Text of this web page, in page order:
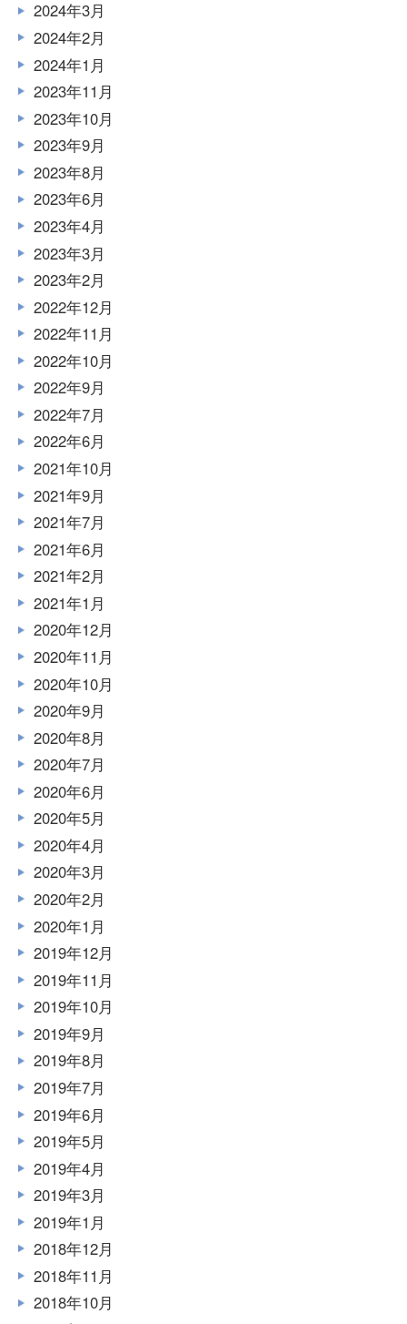
2024年3月
2024年2月
2024年1月
2023年11月
2023年10月
2023年9月
2023年8月
2023年6月
2023年4月
2023年3月
2023年2月
2022年12月
2022年11月
2022年10月
2022年9月
2022年7月
2022年6月
2021年10月
2021年9月
2021年7月
2021年6月
2021年2月
2021年1月
2020年12月
2020年11月
2020年10月
2020年9月
2020年8月
2020年7月
2020年6月
2020年5月
2020年4月
2020年3月
2020年2月
2020年1月
2019年12月
2019年11月
2019年10月
2019年9月
2019年8月
2019年7月
2019年6月
2019年5月
2019年4月
2019年3月
2019年1月
2018年12月
2018年11月
2018年10月